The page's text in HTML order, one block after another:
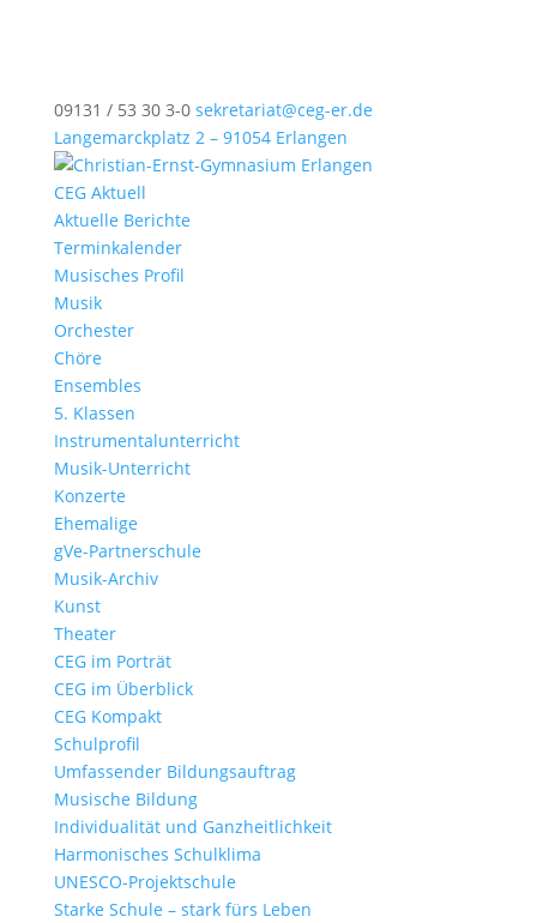
09131 / 53 30 3-0 sekretariat@ceg-er.de
Langemarckplatz 2 – 91054 Erlangen
CEG Aktuell
Aktuelle Berichte
Terminkalender
Musisches Profil
Musik
Orchester
Chöre
Ensembles
5. Klassen
Instrumentalunterricht
Musik-Unterricht
Konzerte
Ehemalige
gVe-Partnerschule
Musik-Archiv
Kunst
Theater
CEG im Porträt
CEG im Überblick
CEG Kompakt
Schulprofil
Umfassender Bildungsauftrag
Musische Bildung
Individualität und Ganzheitlichkeit
Harmonisches Schulklima
UNESCO-Projektschule
Starke Schule – stark fürs Leben